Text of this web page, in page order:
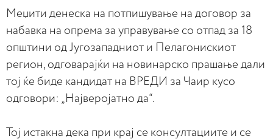
Меџити денеска на потпишување на договор за
набавка на опрема за управување со отпад за 18
општини од Југозападниот и Пелагонискиот
регион, одговарајќи на новинарско прашање дали
тој ќе биде кандидат на ВРЕДИ за Чаир кусо
одговори: „Најверојатно да“.
Тој истакна дека при крај се консултациите и се